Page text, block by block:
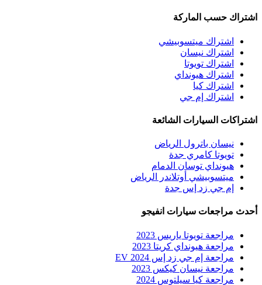
اشتراك حسب الماركة
اشتراك ميتسوبيشي
اشتراك نيسان
اشتراك تويوتا
اشتراك هيونداي
اشتراك كيا
اشتراك إم جي
اشتراكات السيارات الشائعة
نيسان باترول الرياض
تويوتا كامري جدة
هيونداي توسان الدمام
ميتسوبيشي أوتلاندر الرياض
إم جي زد إس جدة
أحدث مراجعات سيارات انفيجو
مراجعة تويوتا ياريس 2023
مراجعة هيونداي كريتا 2023
مراجعة إم جي زد إس EV 2024
مراجعة نيسان كيكس 2023
مراجعة كيا سيلتوس 2024